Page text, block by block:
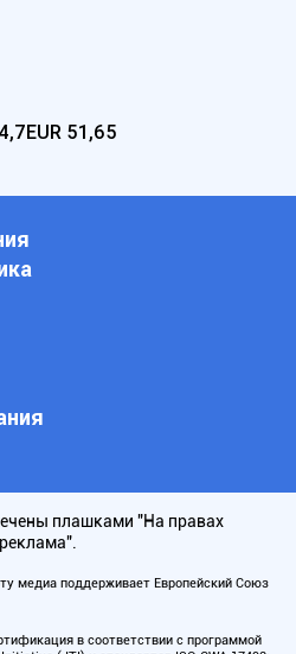
EUR 51,65
плашками "На правах
медиа поддерживает Европейский Союз
в соответствии с программой